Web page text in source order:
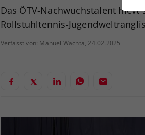
Das ÖTV-Nachwuchstalent
Rollstuhltennis-
Verfasst von: Manuel Wachta, 24.02.2025